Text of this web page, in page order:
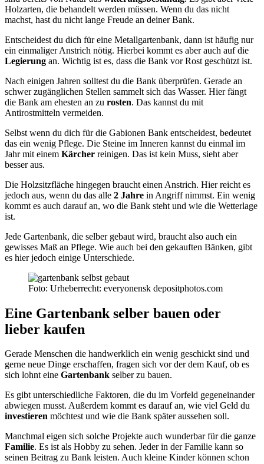
Holzarten, die behandelt werden müssen. Wenn du das nicht
machst, hast du nicht lange Freude an deiner Bank.
Entscheidest du dich für eine Metallgartenbank, dann ist häufig nur
ein einmaliger Anstrich nötig. Hierbei kommt es aber auch auf die
Legierung an. Wichtig ist es, dass die Bank vor Rost geschützt ist.
Nach einigen Jahren solltest du die Bank überprüfen. Gerade an
schwer zugänglichen Stellen sammelt sich das Wasser. Hier fängt
die Bank am ehesten an zu rosten. Das kannst du mit
Antirostmitteln vermeiden.
Selbst wenn du dich für die Gabionen Bank entscheidest, bedeutet
das ein wenig Pflege. Die Steine im Inneren kannst du einmal im
Jahr mit einem Kärcher reinigen. Das ist kein Muss, sieht aber
besser aus.
Die Holzsitzfläche hingegen braucht einen Anstrich. Hier reicht es
jedoch aus, wenn du das alle 2 Jahre in Angriff nimmst. Ein wenig
kommt es auch darauf an, wo die Bank steht und wie die Wetterlage
ist.
Jede Gartenbank, die selber gebaut wird, braucht also auch ein
gewisses Maß an Pflege. Wie auch bei den gekauften Bänken, gibt
es hier jedoch einige Unterschiede.
Foto: Urheberrecht: everyonensk depositphotos.com
Eine Gartenbank selber bauen oder
lieber kaufen
Gerade Menschen die handwerklich ein wenig geschickt sind und
gerne neue Dinge erschaffen, fragen sich vor der dem Kauf, ob es
sich lohnt eine Gartenbank selber zu bauen.
Es gibt unterschiedliche Faktoren, die du im Vorfeld gegeneinander
abwiegen musst. Außerdem kommt es darauf an, wie viel Geld du
investieren möchtest und wie die Bank später aussehen soll.
Manchmal eigen sich solche Projekte auch wunderbar für die ganze
Familie. Es ist als Hobby zu sehen. Jeder in der Familie kann so
seinen Beitrag zu Bank leisten. Auch kleine Kinder können schon